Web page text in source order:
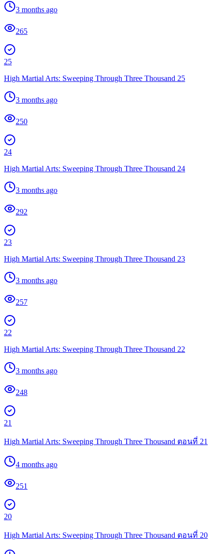
3 months ago
265
25
High Martial Arts: Sweeping Through Three Thousand 25
3 months ago
250
24
High Martial Arts: Sweeping Through Three Thousand 24
3 months ago
292
23
High Martial Arts: Sweeping Through Three Thousand 23
3 months ago
257
22
High Martial Arts: Sweeping Through Three Thousand 22
3 months ago
248
21
High Martial Arts: Sweeping Through Three Thousand ตอนที่ 21
4 months ago
251
20
High Martial Arts: Sweeping Through Three Thousand ตอนที่ 20